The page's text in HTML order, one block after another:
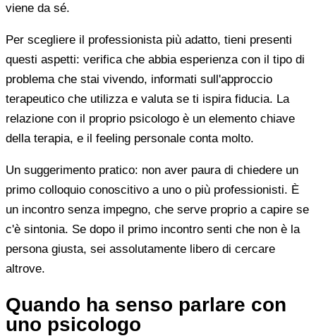
viene da sé.
Per scegliere il professionista più adatto, tieni presenti
questi aspetti: verifica che abbia esperienza con il tipo di
problema che stai vivendo, informati sull'approccio
terapeutico che utilizza e valuta se ti ispira fiducia. La
relazione con il proprio psicologo è un elemento chiave
della terapia, e il feeling personale conta molto.
Un suggerimento pratico: non aver paura di chiedere un
primo colloquio conoscitivo a uno o più professionisti. È
un incontro senza impegno, che serve proprio a capire se
c'è sintonia. Se dopo il primo incontro senti che non è la
persona giusta, sei assolutamente libero di cercare
altrove.
Quando ha senso parlare con
uno psicologo